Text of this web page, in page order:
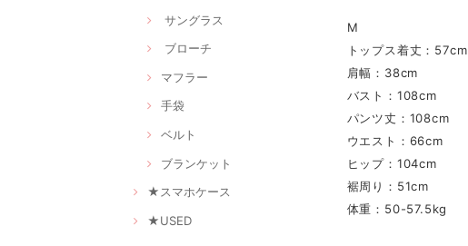
サングラス
ブローチ
マフラー
手袋
ベルト
ブランケット
★スマホケース
★USED
M
トップス着丈：57cm
肩幅：38cm
バスト：108cm
パンツ丈：108cm
ウエスト：66cm
ヒップ：104cm
裾周り：51cm
体重：50-57.5kg